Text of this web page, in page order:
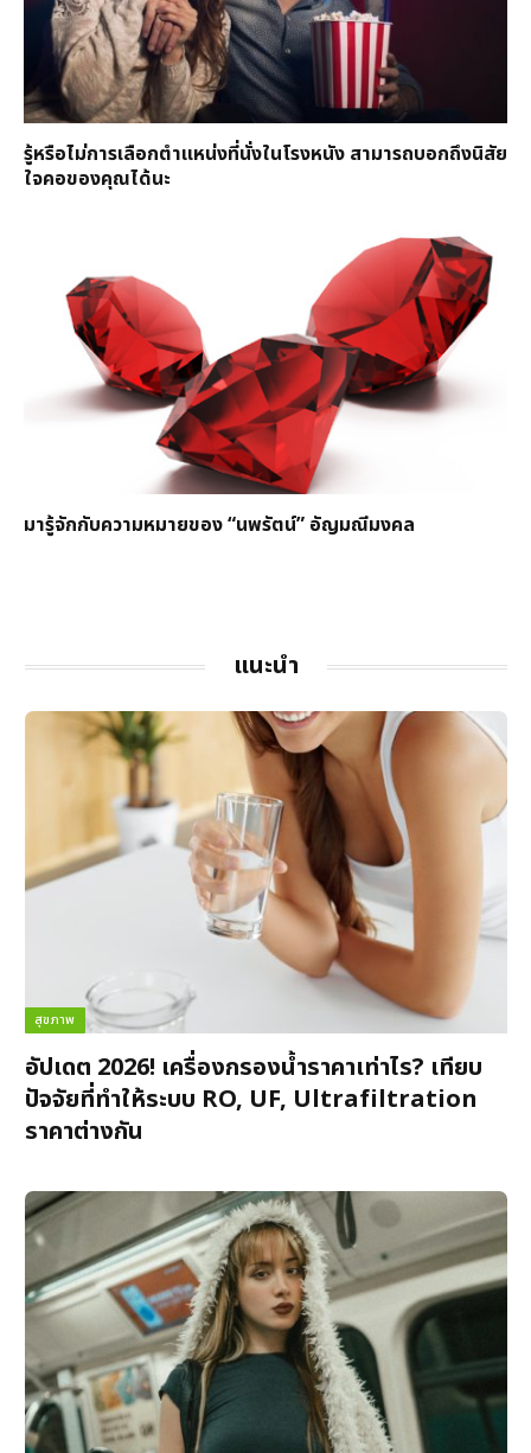
รู้หรือไม่การเลือกตำแหน่งที่นั่งในโรงหนัง สามารถบอกถึงนิสัย
ใจคอของคุณได้นะ
มารู้จักกับความหมายของ “นพรัตน์” อัญมณีมงคล
แนะนำ
สุขภาพ
อัปเดต 2026! เครื่องกรองน้ำราคาเท่าไร? เทียบ
ปัจจัยที่ทำให้ระบบ RO, UF, Ultrafiltration
ราคาต่างกัน